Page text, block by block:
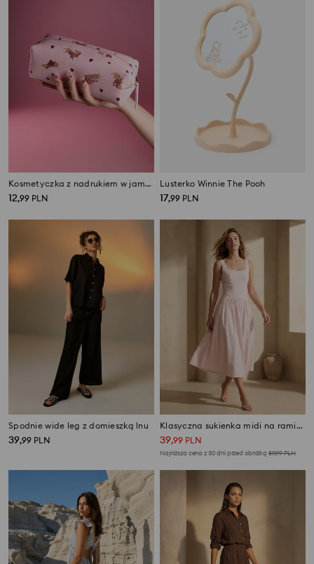
Kosmetyczka z nadrukiem w jamniki
12,99 PLN
Lusterko Winnie The Pooh
17,99 PLN
Spodnie wide leg z domieszką lnu
39,99 PLN
Klasyczna sukienka midi na ramiączkach z wiskozą
39,99 PLN
Najniższa cena z 30 dni przed obniżką 59,99PLN